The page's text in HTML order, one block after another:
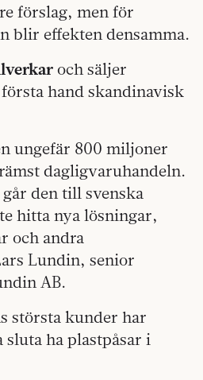
förslag, men för
blir effekten densamma.
och säljer
hand skandinavisk
ungefär 800 miljoner
dagligvaruhandeln.
den till svenska
hitta nya lösningar,
och andra
Lundin, senior
AB.
största kunder har
sluta ha plastpåsar i